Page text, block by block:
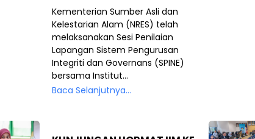
Kementerian Sumber Asli dan
Kelestarian Alam (NRES) telah
melaksanakan Sesi Penilaian
Lapangan Sistem Pengurusan
Integriti dan Governans (SPINE)
bersama Institut...
Baca Selanjutnya...